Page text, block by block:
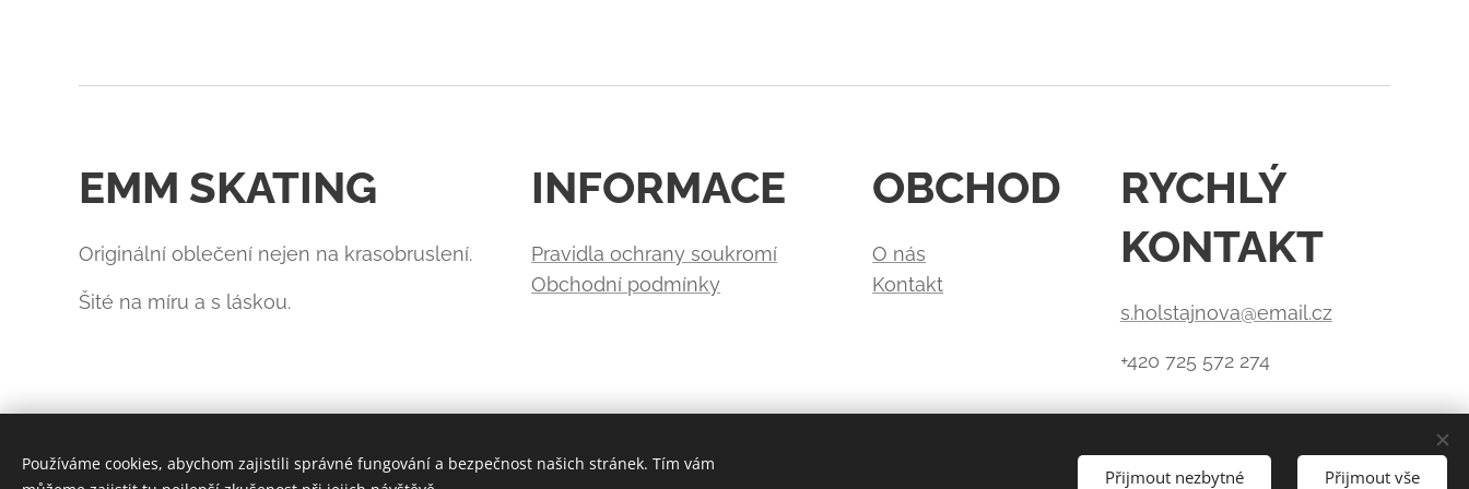
EMM SKATING
Originální oblečení nejen na krasobruslení.
Šité na míru a s láskou.
INFORMACE
Pravidla ochrany soukromí
Obchodní podmínky
OBCHOD
O nás
Kontakt
RYCHLÝ
KONTAKT
s.holstajnova@email.cz
+420 725 572 274
Používáme cookies, abychom zajistili správné fungování a bezpečnost našich stránek. Tím vám
Přijmout nezbytné Přijmout vše